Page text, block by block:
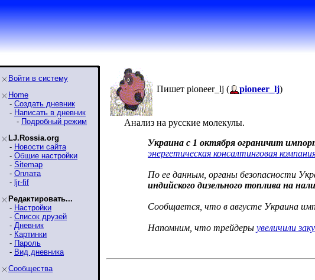
Войти в систему
Home
- Создать дневник
- Написать в дневник
- Подробный режим
LJ.Rossia.org
- Новости сайта
- Общие настройки
- Sitemap
- Оплата
- ljr-fif
Редактировать...
- Настройки
- Список друзей
- Дневник
- Картинки
- Пароль
- Вид дневника
Сообщества
Пишет pioneer_lj ( pioneer_lj)
Анализ на русские молекулы.
Украина с 1 октября ограничит
энергетическая консалтинговая
По ее данным, органы безопасности
индийского дизельного топлива на
Сообщается, что в августе Украина
Напомним, что трейдеры увеличили